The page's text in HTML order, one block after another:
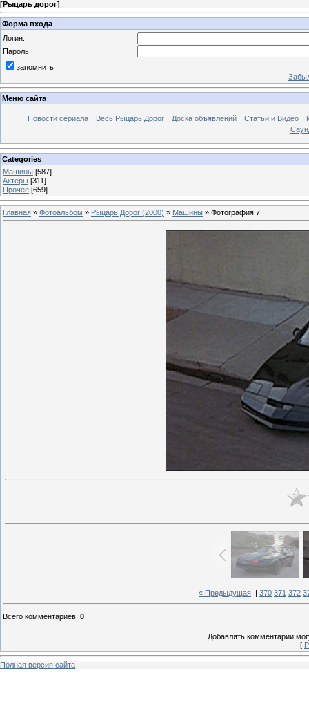
[Рыцарь дорог]
Форма входа
Логин:
Пароль:
запомнить
Меню сайта
Новости сериала Весь Рыцарь Дорог Доска объявлений Статьи и Видео
Categories
Машины [587]
Актеры [311]
Прочее [659]
Главная » Фотоальбом » Рыцарь Дорог (2000) » Машины » Фотография 7
« Предыдущая 370 371 372
Всего комментариев: 0
Добавлять комментарии
[
Полная версия сайта